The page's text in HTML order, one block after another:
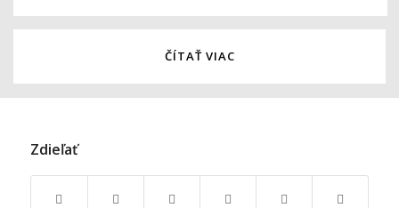
ČÍTAŤ VIAC
Zdieľať